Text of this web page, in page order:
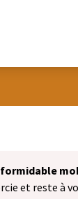
et reste à